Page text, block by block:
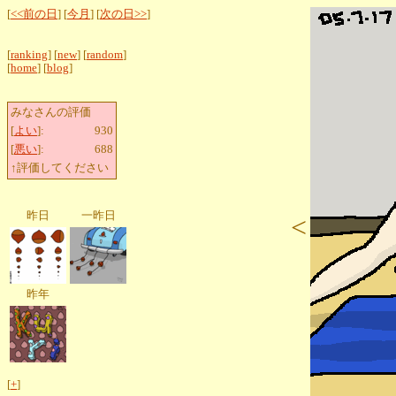
[<<前の日 ] [今月 ] [次の日>>]
[ranking] [new] [random]
[home] [blog]
みなさんの評価
[よい]:
930
[悪い]:
688
↑評価してください
昨日 一昨日
昨年
[+]
<